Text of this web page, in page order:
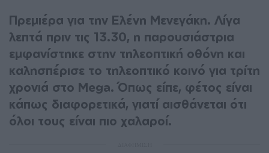
Πρεμιέρα για την Ελένη Μενεγάκη. Λίγα
λεπτά πριν τις 13.30, η παρουσιάστρια
εμφανίστηκε στην τηλεοπτική οθόνη και
καλησπέρισε το τηλεοπτικό κοινό για τρίτη
χρονιά στο Mega. Όπως είπε, φέτος είναι
κάπως διαφορετικά, γιατί αισθάνεται ότι
όλοι τους είναι πιο χαλαροί.